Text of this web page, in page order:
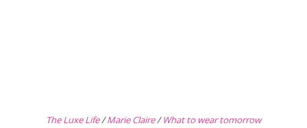
The Luxe Life/Marie Claire/What to wear tomorrow